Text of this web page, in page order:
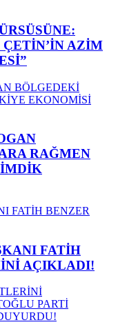
AZİM
RAĞMEN
FATİH
AÇIKLADI!